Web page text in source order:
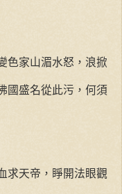
色家山湄水怒，浪掀
國盛名從此污，何須
求天帝，睜開法眼觀